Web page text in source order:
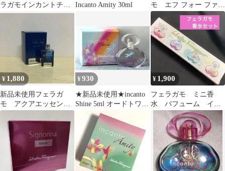
ラガモインカントチャ
ーム オーデトワレ30ml
Incanto Amity 30ml
モ エフ フォー ファシ
ネイティング 50ml オ
ーデトワレ
¥ 1,880
新品未使用フェラガ
モ アクアエッセンス
ツィアーレ ブルー
オードトワレミニ5ml
¥930
★新品未使用★incanto
Shine 5ml オードトワレ
フェラガモ
¥ 1,900
フェラガモ ミニ香
水 パフューム イン
カント コレクション